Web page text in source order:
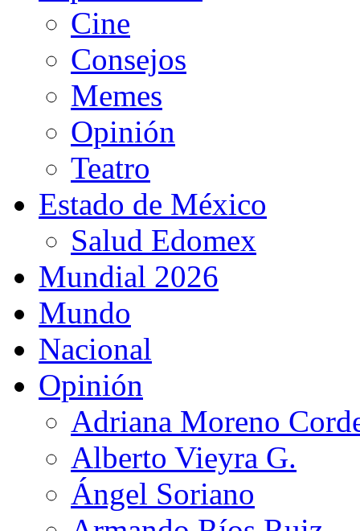
Cine
Consejos
Memes
Opinión
Teatro
Estado de México
Salud Edomex
Mundial 2026
Mundo
Nacional
Opinión
Adriana Moreno
Alberto Vieyra G.
Ángel Soriano